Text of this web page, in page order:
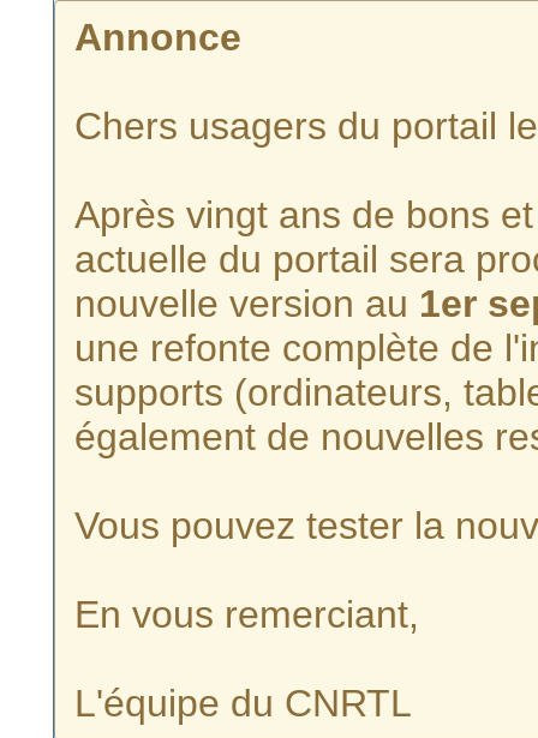
Annonce
Chers usagers du portail
Après vingt ans de bons
actuelle du portail sera
nouvelle version au 1er
une refonte complète de
supports (ordinateurs,
également de nouvelles
Vous pouvez tester la
En vous remerciant,
L'équipe du CNRTL